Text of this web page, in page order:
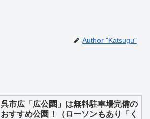
Author "Katsugu"
呉市広「広公園」は無料駐車場完備の
おすすめ公園！（ローソンもあり「く